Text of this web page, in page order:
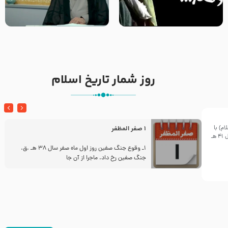
خطبه حضرت سلمان سه روز پس از
شهادت پیامبر اکرم صلی الله علیه
مادر داعش – حجت الاسلام جباری
با
معاویه در بیست و ششم ربیع الاول سال 41 هـ
روز شمار تاریخ اسلام
1 صفر المظفر
1ـ وقوع جنگ صفین روز اول ماه صفر سال 38 هـ .ق.
جنگ صفین رخ داد. ماجرا از آن جا